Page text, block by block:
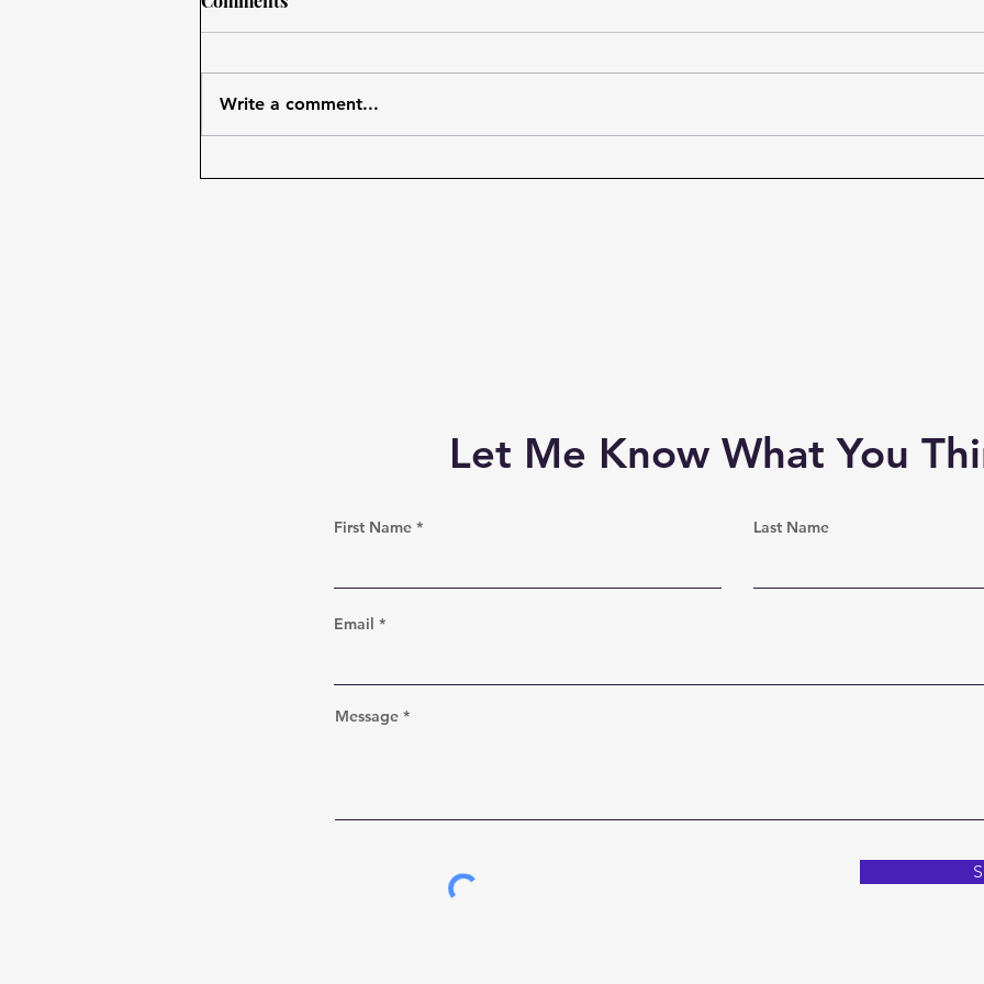
Mevsimlerin Ağırlığı
Write a comment...
Let Me Know What You
First Name Last Name
Email
Message